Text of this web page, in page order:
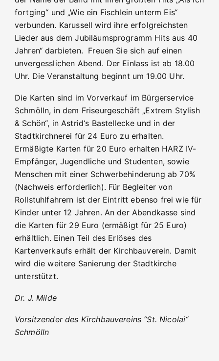
fortging“ und „Wie ein Fischlein unterm Eis“
verbunden. Karussell wird ihre erfolgreichsten
Lieder aus dem Jubiläumsprogramm Hits aus 40
Jahren“ darbieten. Freuen Sie sich auf einen
unvergesslichen Abend. Der Einlass ist ab 18.00
Uhr. Die Veranstaltung beginnt um 19.00 Uhr.
Die Karten sind im Vorverkauf im Bürgerservice
Schmölln, in dem Friseurgeschäft „Extrem Stylish
& Schön“, in Astrid‘s Bastellecke und in der
Stadtkirchnerei für 24 Euro zu erhalten.
Ermäßigte Karten für 20 Euro erhalten HARZ IV-
Empfänger, Jugendliche und Studenten, sowie
Menschen mit einer Schwerbehinderung ab 70%
(Nachweis erforderlich). Für Begleiter von
Rollstuhlfahrern ist der Eintritt ebenso frei wie für
Kinder unter 12 Jahren. An der Abendkasse sind
die Karten für 29 Euro (ermäßigt für 25 Euro)
erhältlich. Einen Teil des Erlöses des
Kartenverkaufs erhält der Kirchbauverein. Damit
wird die weitere Sanierung der Stadtkirche
unterstützt.
Dr. J. Milde
Vorsitzender des Kirchbauvereins “St. Nicolai“
Schmölln